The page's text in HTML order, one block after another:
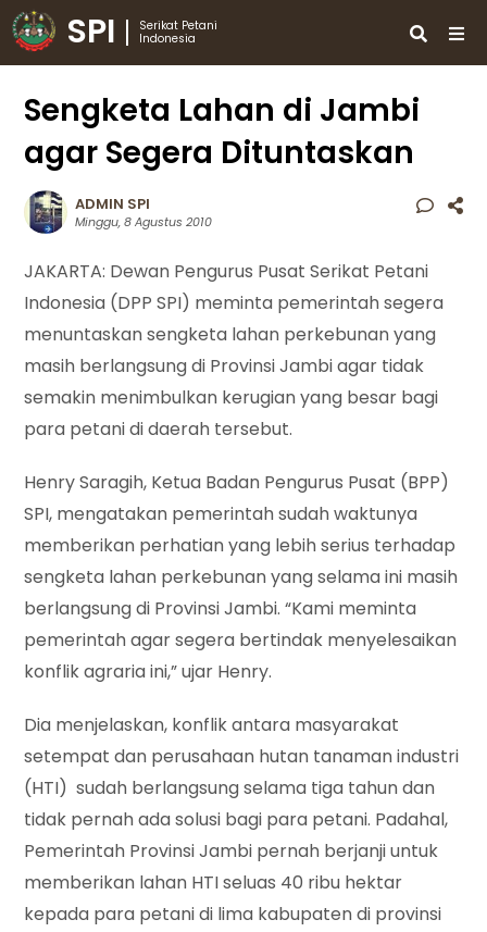
SPI
Serikat Petani
Indonesia
Sengketa Lahan di Jambi
agar Segera Dituntaskan
ADMIN SPI
Minggu, 8 Agustus 2010
JAKARTA: Dewan Pengurus Pusat Serikat Petani
Indonesia (DPP SPI) meminta pemerintah segera
menuntaskan sengketa lahan perkebunan yang
masih berlangsung di Provinsi Jambi agar tidak
semakin menimbulkan kerugian yang besar bagi
para petani di daerah tersebut.
Henry Saragih, Ketua Badan Pengurus Pusat (BPP)
SPI, mengatakan pemerintah sudah waktunya
memberikan perhatian yang lebih serius terhadap
sengketa lahan perkebunan yang selama ini masih
berlangsung di Provinsi Jambi. “Kami meminta
pemerintah agar segera bertindak menyelesaikan
konflik agraria ini,” ujar Henry.
Dia menjelaskan, konflik antara masyarakat
setempat dan perusahaan hutan tanaman industri
(HTI) sudah berlangsung selama tiga tahun dan
tidak pernah ada solusi bagi para petani. Padahal,
Pemerintah Provinsi Jambi pernah berjanji untuk
memberikan lahan HTI seluas 40 ribu hektar
kepada para petani di lima kabupaten di provinsi